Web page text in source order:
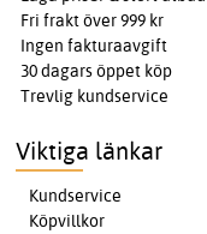
Fri frakt över 999 kr
Ingen fakturaavgift
30 dagars öppet köp
Trevlig kundservice
Viktiga länkar
Kundservice
Köpvillkor